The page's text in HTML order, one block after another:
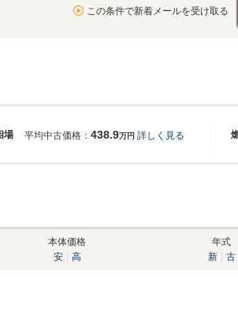
この条件で新着メールを受け取る
場 平均中古価格： 438.9万円 詳しく見る
本体価格
安
高
年式
新
古